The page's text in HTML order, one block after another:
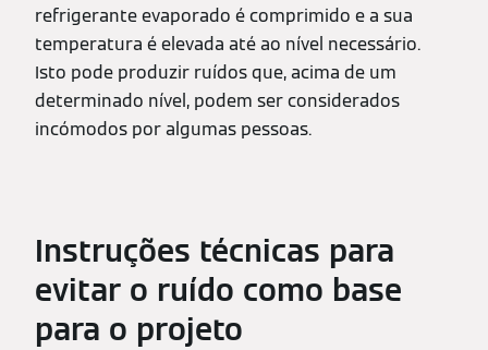
refrigerante evaporado é comprimido e a sua
temperatura é elevada até ao nível necessário.
Isto pode produzir ruídos que, acima de um
determinado nível, podem ser considerados
incómodos por algumas pessoas.
Instruções técnicas para
evitar o ruído como base
para o projeto